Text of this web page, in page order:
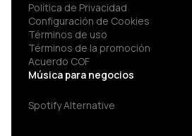
Política de Privacidad
Configuración de Cookies
Términos de uso
Términos de la promoción
Acuerdo COF
Música para negocios
Spotify Alternative